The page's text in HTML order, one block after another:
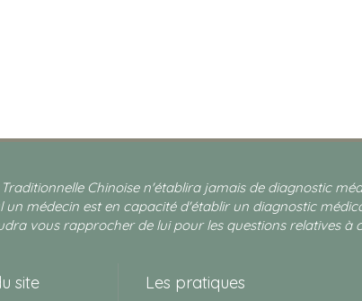
Chinoise n'établira jamais de diagnostic
médecin est en capacité d'établir un diagnostic
vous rapprocher de lui pour les questions relatives à
site Les pratiques